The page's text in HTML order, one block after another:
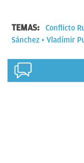
TEMAS: Conflicto
Sánchez
Vladímir